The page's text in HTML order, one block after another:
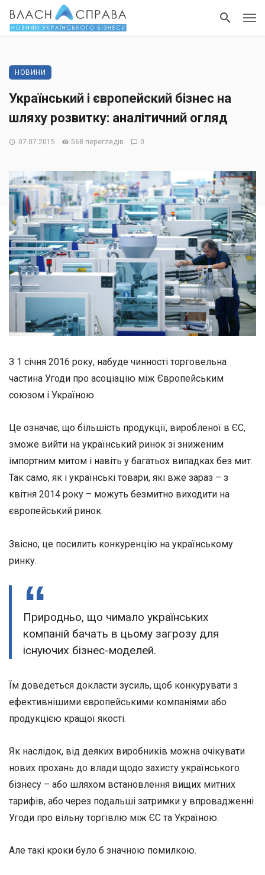
НОВИНИ
Український і європейский бізнес на
шляху розвитку: аналітичний огляд
07.07.2015 568 переглядів 0
З 1 січня 2016 року, набуде чинності торговельна
частина Угоди про асоціацію між Європейським
союзом і Україною.
Це означає, що більшість продукції, виробленої в ЄС,
зможе вийти на український ринок зі зниженим
імпортним митом і навіть у багатьох випадках без мит.
Так само, як і українські товари, які вже зараз – з
квітня 2014 року – можуть безмитно виходити на
європейський ринок.
Звісно, це посилить конкуренцію на українському
ринку.
Природньо, що чимало українських
компаній бачать в цьому загрозу для
існуючих бізнес-моделей.
Їм доведеться докласти зусиль, щоб конкурувати з
ефективнішими європейськими компаніями або
продукцією кращої якості.
Як наслідок, від деяких виробників можна очікувати
нових прохань до влади щодо захисту українського
бізнесу – або шляхом встановлення вищих митних
тарифів, або через подальші затримки у впровадженні
Угоди про вільну торгівлю між ЄС та Україною.
Але такі кроки було б значною помилкою.